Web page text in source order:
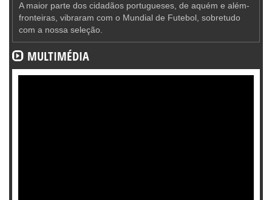
A maior parte dos cidadãos portugueses, de aquém e além-
fronteiras, vibraram com o Mundial de Futebol, sobretudo
com a nossa seleção.
MULTIMÉDIA